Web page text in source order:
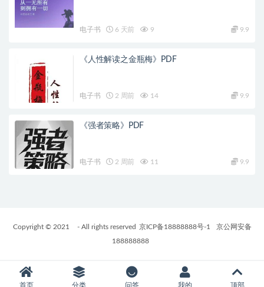
电子书 6 天前 9 9.9
《人性解读之金瓶梅》PDF
电子书 2 周前 14 9.9
《强者策略》PDF
电子书 2 周前 11 9.9
Copyright © 2021 - All rights reserved 京ICP备18888888号-1
京公网安备
188888888
首页 分类 问答 我的 顶部